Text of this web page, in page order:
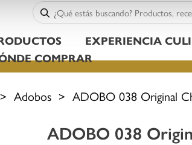
EXPERIENCIA
COMPRAR
> Adobos > ADOBO 038 Original
ADOBO 038